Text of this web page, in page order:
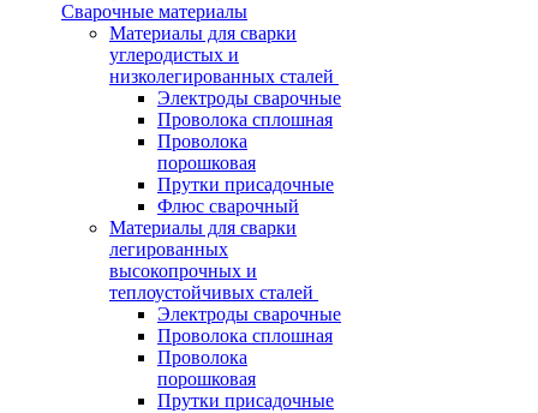
Сварочные материалы
Материалы для сварки
углеродистых и
низколегированных сталей
Электроды сварочные
Проволока сплошная
Проволока
порошковая
Прутки присадочные
Флюс сварочный
Материалы для сварки
легированных
высокопрочных и
теплоустойчивых сталей
Электроды сварочные
Проволока сплошная
Проволока
порошковая
Прутки присадочные